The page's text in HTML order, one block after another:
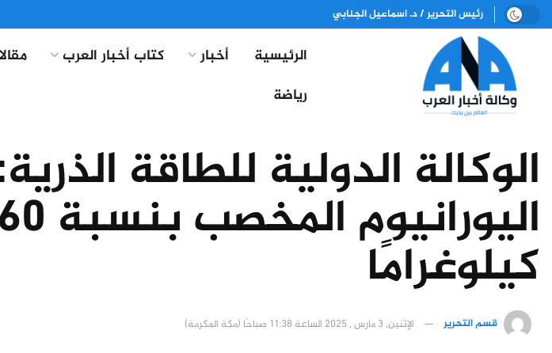
رئيس التحرير / د. اسماعيل الجنابي
الرئيسية أخبار كتاب أخبار العرب
رياضة
الوكالة الدولية للطاقة
كيلوغرامًا
قسم التحرير الإثنين, 3 مارس , 2025 الساعة 11:38 صباحًا (مكة المكرمة)